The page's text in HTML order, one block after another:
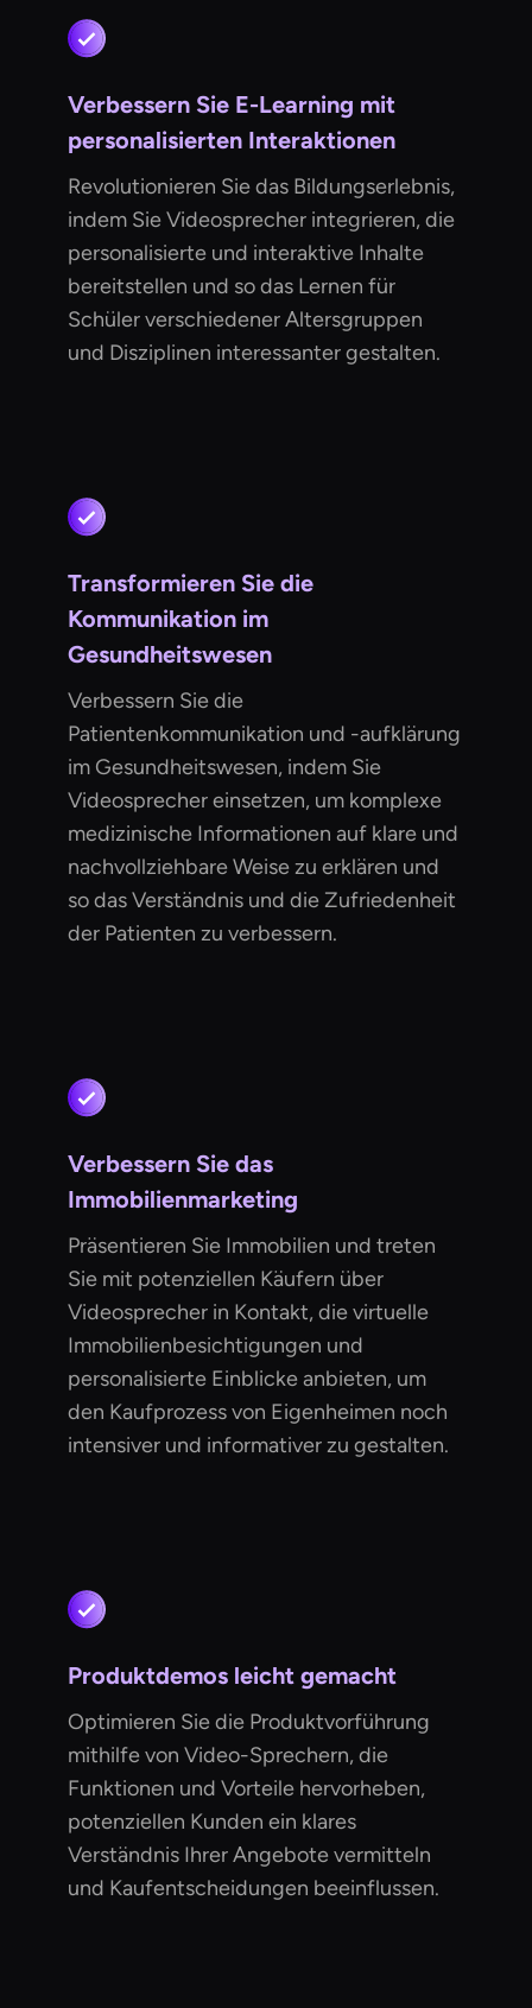
Verbessern Sie E-Learning mit
personalisierten Interaktionen
Revolutionieren Sie das Bildungserlebnis,
indem Sie Videosprecher integrieren, die
personalisierte und interaktive Inhalte
bereitstellen und so das Lernen für
Schüler verschiedener Altersgruppen
und Disziplinen interessanter gestalten.
Transformieren Sie die
Kommunikation im
Gesundheitswesen
Verbessern Sie die
Patientenkommunikation und -aufklärung
im Gesundheitswesen, indem Sie
Videosprecher einsetzen, um komplexe
medizinische Informationen auf klare und
nachvollziehbare Weise zu erklären und
so das Verständnis und die Zufriedenheit
der Patienten zu verbessern.
Verbessern Sie das
Immobilienmarketing
Präsentieren Sie Immobilien und treten
Sie mit potenziellen Käufern über
Videosprecher in Kontakt, die virtuelle
Immobilienbesichtigungen und
personalisierte Einblicke anbieten, um
den Kaufprozess von Eigenheimen noch
intensiver und informativer zu gestalten.
Produktdemos leicht gemacht
Optimieren Sie die Produktvorführung
mithilfe von Video-Sprechern, die
Funktionen und Vorteile hervorheben,
potenziellen Kunden ein klares
Verständnis Ihrer Angebote vermitteln
und Kaufentscheidungen beeinflussen.